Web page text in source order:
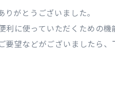
がとうございました。
に使っていただくための機
要望などがございましたら